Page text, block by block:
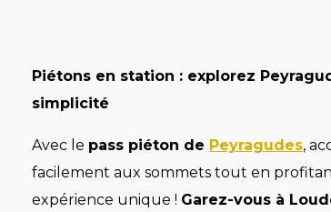
Piétons en station : explorez
simplicité
Avec le pass piéton de Peyragudes,
facilement aux sommets tout en
expérience unique ! Garez-vous à